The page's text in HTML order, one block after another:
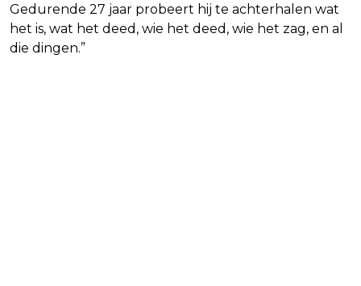
Gedurende 27 jaar probeert hij te achterhalen wat
het is, wat het deed, wie het deed, wie het zag, en al
die dingen.”